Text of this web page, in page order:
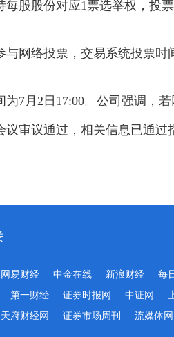
股股份对应1票选举权，投
网络投票，交易系统投票时
7月2日17:00。公司强调，
审议通过，相关信息已通过
网易财经 中金在线 新浪财经 每
第一财经 证券时报网 中证网
天府财经网 证券市场周刊 流媒体网